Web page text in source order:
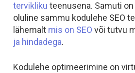
tervikliku teenusena. Samuti
oluline sammu kodulehe SEO
lähemalt mis on SEO või tutvu
ja hindadega.
Kodulehe optimeerimine on